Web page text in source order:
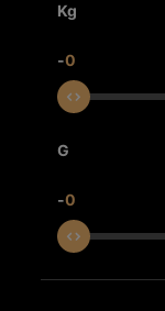
Kg
-0
G
-0